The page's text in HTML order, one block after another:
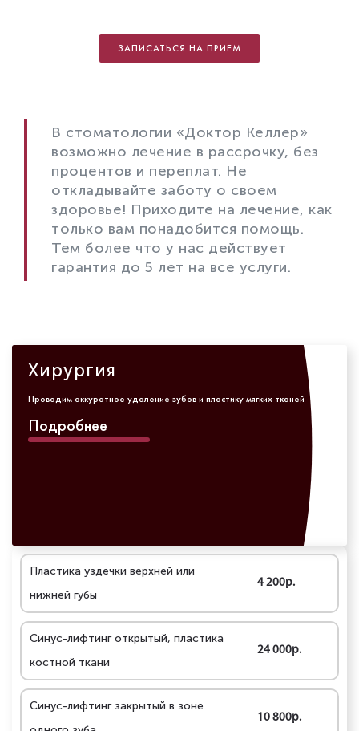
ЗАПИСАТЬСЯ НА ПРИЕМ
В стоматологии «Доктор Келлер»
возможно лечение в рассрочку, без
процентов и переплат. Не
откладывайте заботу о своем
здоровье! Приходите на лечение, как
только вам понадобится помощь.
Тем более что у нас действует
гарантия до 5 лет на все услуги.
Хирургия
Проводим аккуратное удаление зубов и пластику мягких тканей
Подробнее
Пластика уздечки верхней или
нижней губы
4 200р.
Синус-лифтинг открытый, пластика
костной ткани
24 000р.
Синус-лифтинг закрытый в зоне
10 800р.